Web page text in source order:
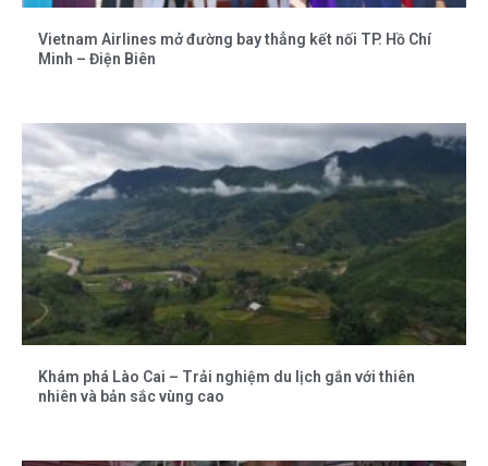
Vietnam Airlines mở đường bay thẳng kết nối TP. Hồ Chí
Minh – Điện Biên
Khám phá Lào Cai – Trải nghiệm du lịch gắn với thiên
nhiên và bản sắc vùng cao